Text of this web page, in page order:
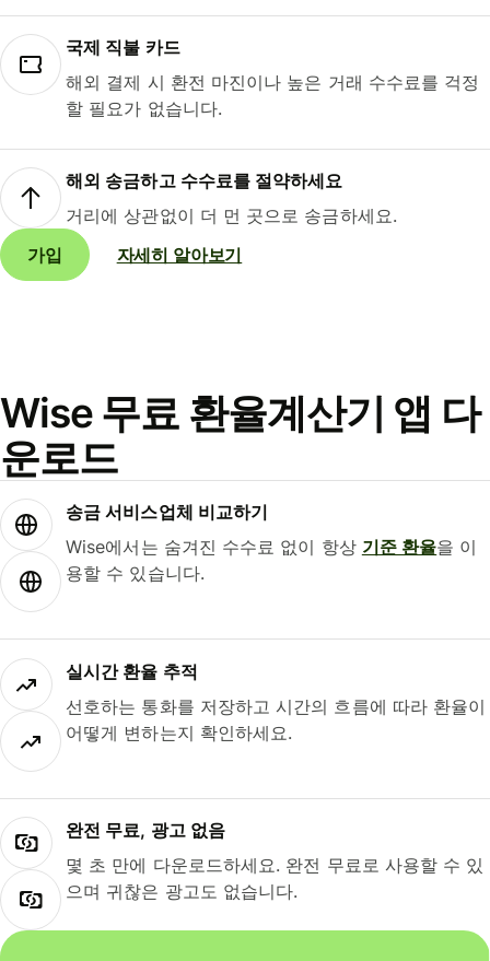
국제 직불 카드
해외 결제 시 환전 마진이나 높은 거래 수수료를 걱정
할 필요가 없습니다.
해외 송금하고 수수료를 절약하세요
거리에 상관없이 더 먼 곳으로 송금하세요.
가입
자세히 알아보기
Wise 무료 환율계산기 앱 다
운로드
송금 서비스업체 비교하기
Wise에서는 숨겨진 수수료 없이 항상 기준 환율을 이
용할 수 있습니다.
실시간 환율 추적
선호하는 통화를 저장하고 시간의 흐름에 따라 환율이
어떻게 변하는지 확인하세요.
완전 무료, 광고 없음
몇 초 만에 다운로드하세요. 완전 무료로 사용할 수 있
으며 귀찮은 광고도 없습니다.